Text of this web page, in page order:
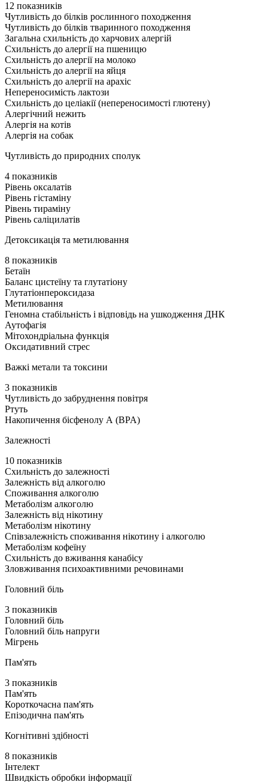
12 показників
Чутливість до білків рослинного походження
Чутливість до білків тваринного походження
Загальна схильність до харчових алергій
Схильність до алергії на пшеницю
Схильність до алергії на молоко
Схильність до алергії на яйця
Схильність до алергії на арахіс
Непереносимість лактози
Схильність до целіакії (непереносимості глютену)
Алергічний нежить
Алергія на котів
Алергія на собак
Чутливість до природних сполук
4 показників
Рівень оксалатів
Рівень гістаміну
Рівень тираміну
Рівень саліцилатів
Детоксикація та метилювання
8 показників
Бетаїн
Баланс цистеїну та глутатіону
Глутатіонпероксидаза
Метилювання
Геномна стабільність і відповідь на ушкодження ДНК
Аутофагія
Мітохондріальна функція
Оксидативний стрес
Важкі метали та токсини
3 показників
Чутливість до забруднення повітря
Ртуть
Накопичення бісфенолу А (BPA)
Залежності
10 показників
Схильність до залежності
Залежність від алкоголю
Споживання алкоголю
Метаболізм алкоголю
Залежність від нікотину
Метаболізм нікотину
Співзалежність споживання нікотину і алкоголю
Метаболізм кофеїну
Схильність до вживання канабісу
Зловживання психоактивними речовинами
Головний біль
3 показників
Головний біль
Головний біль напруги
Мігрень
Пам'ять
3 показників
Пам'ять
Короткочасна пам'ять
Епізодична пам'ять
Когнітивні здібності
8 показників
Інтелект
Швидкість обробки інформації